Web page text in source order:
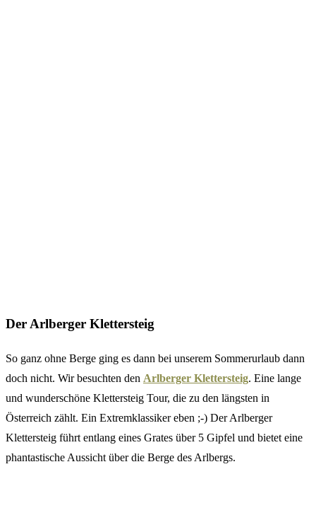
Der Arlberger Klettersteig
So ganz ohne Berge ging es dann bei unserem Sommerurlaub dann
doch nicht. Wir besuchten den Arlberger Klettersteig. Eine lange
und wunderschöne Klettersteig Tour, die zu den längsten in
Österreich zählt. Ein Extremklassiker eben ;-) Der Arlberger
Klettersteig führt entlang eines Grates über 5 Gipfel und bietet eine
phantastische Aussicht über die Berge des Arlbergs.